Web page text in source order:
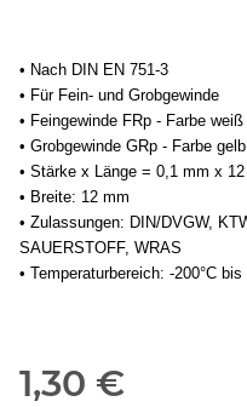
• Nach DIN EN 751-3
• Für Fein- und Grobgewinde
• Feingewinde FRp - Farbe weiß
• Grobgewinde GRp - Farbe gelb
• Stärke x Länge = 0,1 mm x 12
• Breite: 12 mm
• Zulassungen: DIN/DVGW,
SAUERSTOFF, WRAS
• Temperaturbereich: -200°C bis
1,30 €